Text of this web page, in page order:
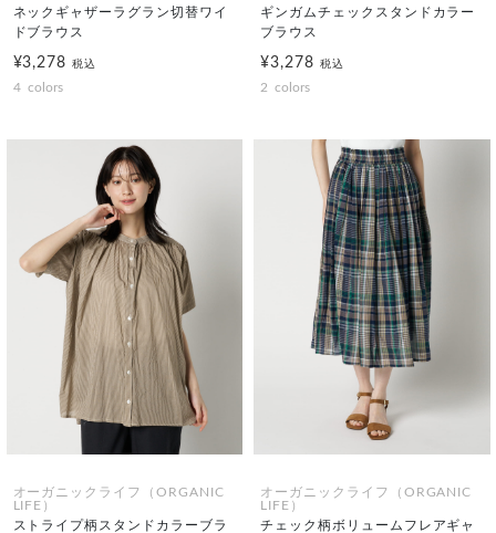
ネックギャザーラグラン切替ワイ
ドブラウス
¥3,278税込
4 colors
ギンガムチェックスタンドカラー
ブラウス
¥3,278 税込
2 colors
オーガニックライフ（ORGANIC
LIFE）
ストライプ柄スタンドカラーブラ
オーガニックライフ（ORGANIC
LIFE）
チェック柄ボリュームフレアギャ